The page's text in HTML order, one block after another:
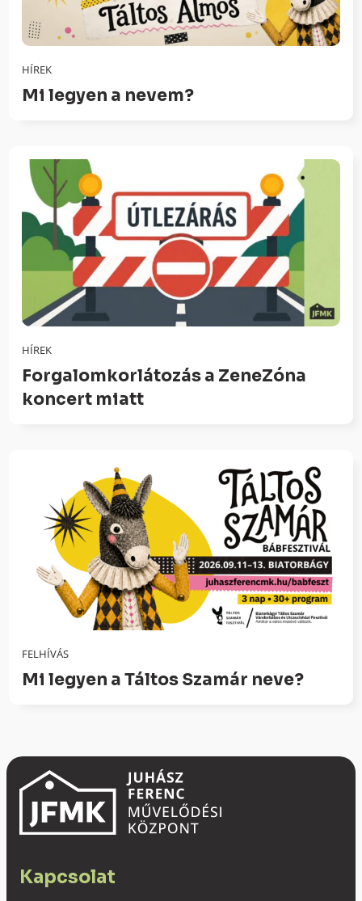
HÍREK
Mi legyen a nevem?
HÍREK
Forgalomkorlátozás a ZeneZóna
koncert miatt
FELHÍVÁS
Mi legyen a Táltos Szamár neve?
Kapcsolat